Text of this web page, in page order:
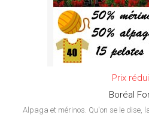
Prix
Boréal
Alpaga et mérinos. Qu'on se le dise,